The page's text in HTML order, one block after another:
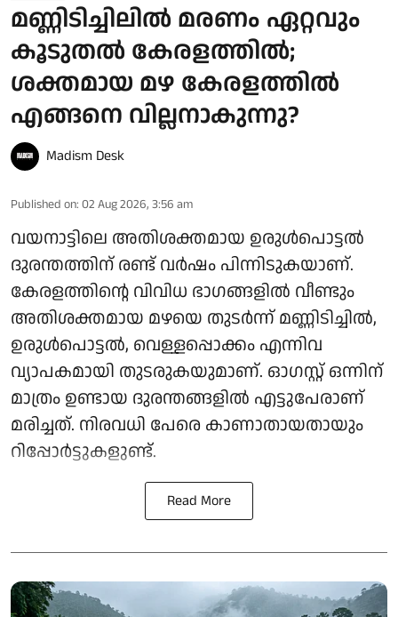
മണ്ണിടിച്ചിലിൽ മരണം ഏറ്റവും
കൂടുതൽ കേരളത്തിൽ;
ശക്തമായ മഴ കേരളത്തിൽ
എങ്ങനെ വില്ലനാകുന്നു?
Madism Desk
Published on: 02 Aug 2026, 3:56 am
വയനാട്ടിലെ അതിശക്തമായ ഉരുൾപൊട്ടൽ
ദുരന്തത്തിന് രണ്ട് വർഷം പിന്നിടുകയാണ്.
കേരളത്തിന്റെ വിവിധ ഭാഗങ്ങളിൽ വീണ്ടും
അതിശക്തമായ മഴയെ തുടർന്ന് മണ്ണിടിച്ചിൽ,
ഉരുൾപൊട്ടൽ, വെള്ളപ്പൊക്കം എന്നിവ
വ്യാപകമായി തുടരുകയുമാണ്. ഓ​ഗസ്റ്റ് ഒന്നിന്
മാത്രം ഉണ്ടായ ദുരന്തങ്ങളിൽ എട്ടുപേരാണ്
മരിച്ചത്. നിരവധി പേരെ കാണാതായതായും
റിപ്പോര്‍ട്ടുകളുണ്ട്.
Read More